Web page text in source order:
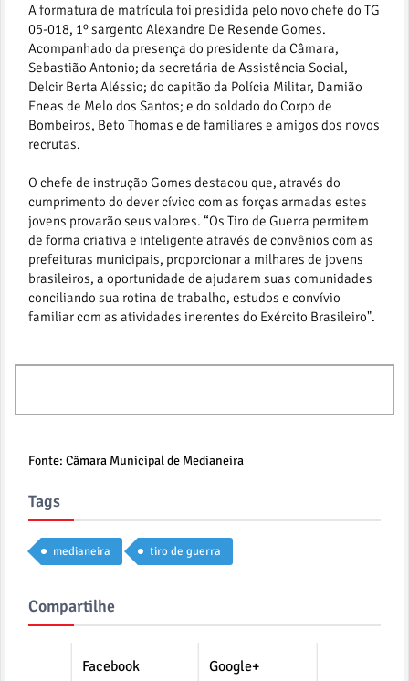
A formatura de matrícula foi presidida pelo novo chefe do TG
05-018, 1º sargento Alexandre De Resende Gomes.
Acompanhado da presença do presidente da Câmara,
Sebastião Antonio; da secretária de Assistência Social,
Delcir Berta Aléssio; do capitão da Polícia Militar, Damião
Eneas de Melo dos Santos; e do soldado do Corpo de
Bombeiros, Beto Thomas e de familiares e amigos dos novos
recrutas.
O chefe de instrução Gomes destacou que, através do
cumprimento do dever cívico com as forças armadas estes
jovens provarão seus valores. “Os Tiro de Guerra permitem
de forma criativa e inteligente através de convênios com as
prefeituras municipais, proporcionar a milhares de jovens
brasileiros, a oportunidade de ajudarem suas comunidades
conciliando sua rotina de trabalho, estudos e convívio
familiar com as atividades inerentes do Exército Brasileiro".
Fonte: Câmara Municipal de Medianeira
Tags
medianeira tiro de guerra
Compartilhe
Facebook Google+